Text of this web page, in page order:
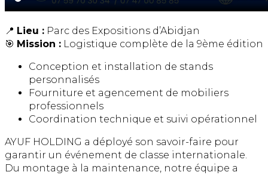
📍 Lieu : Parc des Expositions d’Abidjan
🎯 Mission : Logistique complète de la 9ème édition
Conception et installation de stands
personnalisés
Fourniture et agencement de mobiliers
professionnels
Coordination technique et suivi opérationnel
AYUF HOLDING a déployé son savoir-faire pour
garantir un événement de classe internationale.
Du montage à la maintenance, notre équipe a